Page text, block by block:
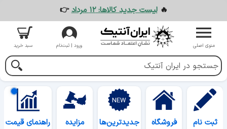
🔥لیست جدید کالاها: ۱۲ مرداد 👉
منوی اصلی ورود | ثبت‌نام سبد خرید
ثبت نام فروشگاه جدیدترین‌ها مزایده راهنمای قیمت